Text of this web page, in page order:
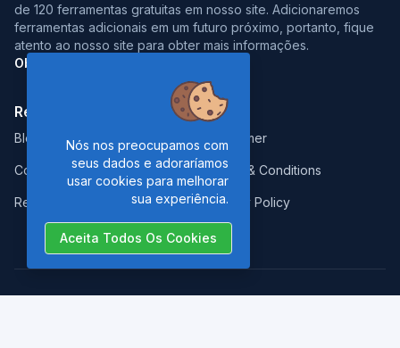
de 120 ferramentas gratuitas em nosso site. Adicionaremos
ferramentas adicionais em um futuro próximo, portanto, fique
atento ao nosso site para obter mais informações.
Obrigado pela visita :)
Resources:
Blog
Contact
Report Error
Legal:
Disclaimer
Terms & Conditions
Privacy Policy
Nós nos preocupamos com
seus dados e adoraríamos
usar cookies para melhorar
sua experiência.
Aceita Todos Os Cookies